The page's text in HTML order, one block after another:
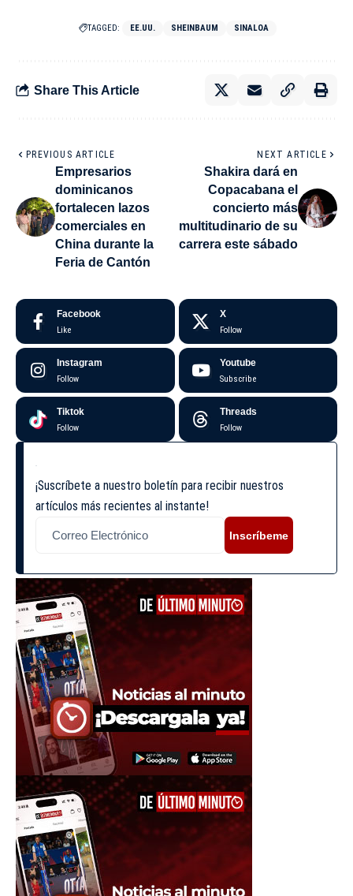
TAGGED: EE.UU. SHEINBAUM SINALOA
Share This Article
PREVIOUS ARTICLE
Empresarios
dominicanos
fortalecen lazos
comerciales en
China durante la
Feria de Cantón
NEXT ARTICLE
Shakira dará en
Copacabana el
concierto más
multitudinario de su
carrera este sábado
Facebook
Like
X
Follow
Instagram
Follow
Youtube
Subscribe
Tiktok
Follow
Threads
Follow
¡Suscríbete a nuestro boletín para recibir nuestros
artículos más recientes al instante!
Inscríbeme